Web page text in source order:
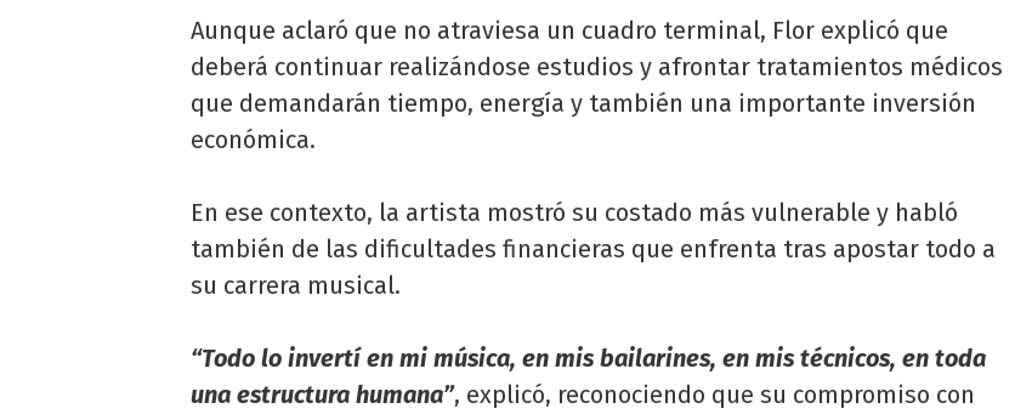
Aunque aclaró que no atraviesa un cuadro terminal, Flor explicó que
deberá continuar realizándose estudios y afrontar tratamientos médicos
que demandarán tiempo, energía y también una importante inversión
económica.
En ese contexto, la artista mostró su costado más vulnerable y habló
también de las dificultades financieras que enfrenta tras apostar todo a
su carrera musical.
“Todo lo invertí en mi música, en mis bailarines, en mis técnicos, en toda
una estructura humana”, explicó, reconociendo que su compromiso con